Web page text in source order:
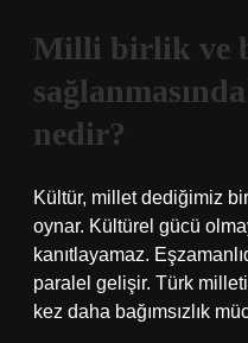
Milli birlik ve
nedir?
Kültür, millet dediğimiz
oynar. Kültürel gücü
kanıtlayamaz.
paralel gelişir. Türk
kez daha bağımsızlık